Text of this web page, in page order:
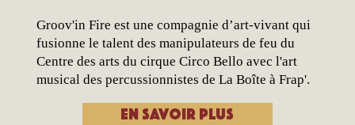
Groov'in Fire est une compagnie d’art-vivant qui
fusionne le talent des manipulateurs de feu du
Centre des arts du cirque Circo Bello avec l'art
musical des percussionnistes de La Boîte à Frap'.
En savoir plus